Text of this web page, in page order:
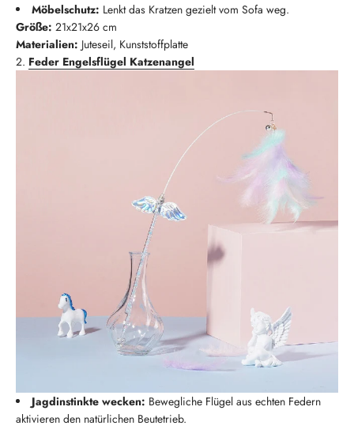
Möbelschutz: Lenkt das Kratzen gezielt vom Sofa weg.
Größe: 21x21x26 cm
Materialien: Juteseil, Kunststoffplatte
2. Feder Engelsflügel Katzenangel
Jagdinstinkte wecken: Bewegliche Flügel aus echten Federn
aktivieren den natürlichen Beutetrieb.